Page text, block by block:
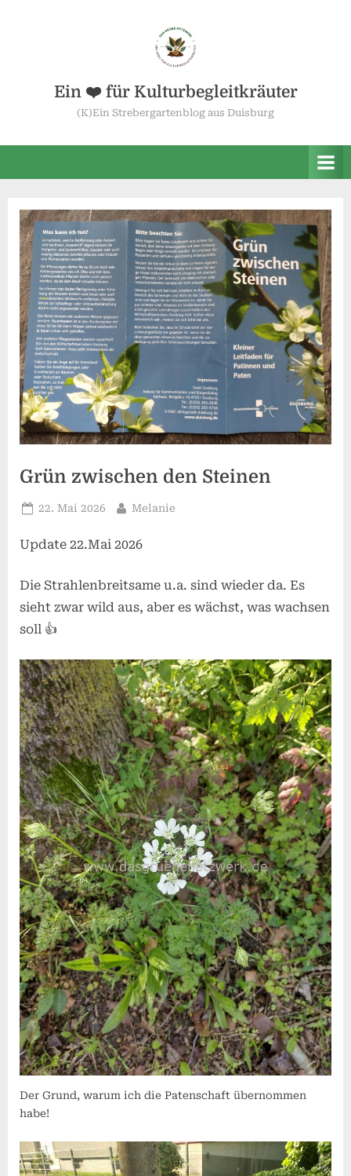
Ein ❤️ für Kulturbegleitkräuter
(K)Ein Strebergartenblog aus Duisburg
Grün zwischen den Steinen
Posted
22. Mai 2026 By
Melanie
Update 22.Mai 2026
Die Strahlenbreitsame u.a. sind wieder da. Es
sieht zwar wild aus, aber es wächst, was wachsen
soll 👍
Der Grund, warum ich die Patenschaft übernommen
habe!